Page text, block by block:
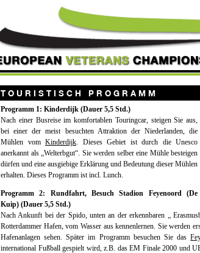
Programm 1: Kinderdijk (Dauer 5,5 Std.)
Nach einer Busreise im komfortablen Touringcar, steigen Sie aus,
bei einer der meist besuchten Attraktion der Niederlanden, die
Mühlen vom Kinderdijk. Dieses Gebiet ist durch die Unesco
anerkannt als „Welterbgut“. Sie werden selber eine Mühle besteigen
dürfen und eine ausgiebige Erklärung und Bedeutung dieser Mühlen
erhalten. Dieses Programm ist incl. Lunch.
Programm 2: Rundfahrt, Besuch Stadion Feyenoord (De
Kuip) (Dauer 5,5 Std.)
Nach Ankunft bei der Spido, unten an der erkennbaren „
Rotterdammer Hafen, vom Wasser aus kennenlernen. Sie werden
Hafenanlagen sehen. Später im Programm besuchen Sie das
international Fußball gespielt wird, z.B. das EM Finale 2000 und